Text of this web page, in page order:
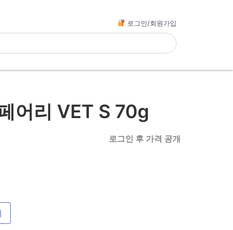
로그인/회원가입
어리 VET S 70g
로그인 후 가격 공개